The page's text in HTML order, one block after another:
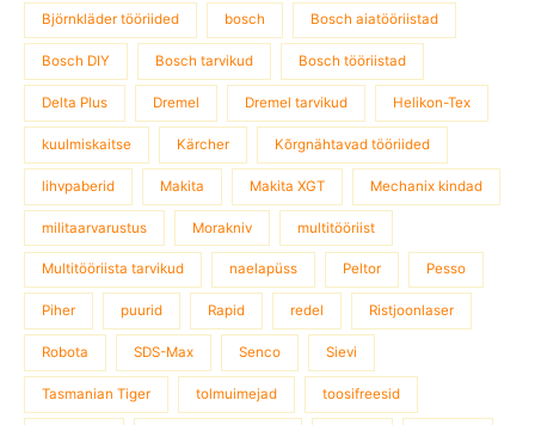
Björnkläder tööriided bosch Bosch aiatööriistad
Bosch DIY Bosch tarvikud Bosch tööriistad
Delta Plus Dremel Dremel tarvikud Helikon-Tex
kuulmiskaitse Kärcher Kõrgnähtavad tööriided
lihvpaberid Makita Makita XGT Mechanix kindad
militaarvarustus Morakniv multitööriist
Multitööriista tarvikud naelapüss Peltor Pesso
Piher puurid Rapid redel Ristjoonlaser
Robota SDS-Max Senco Sievi
Tasmanian Tiger tolmuimejad toosifreesid